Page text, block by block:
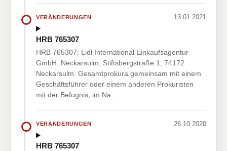
VERÄNDERUNGEN 13.01.2021
HRB 765307
HRB 765307: Lidl International Einkaufsagentur
GmbH, Neckarsulm, Stiftsbergstraße 1, 74172
Neckarsulm. Gesamtprokura gemeinsam mit einem
Geschäftsführer oder einem anderen Prokuristen
mit der Befugnis, im Na…
VERÄNDERUNGEN 26.10.2020
HRB 765307